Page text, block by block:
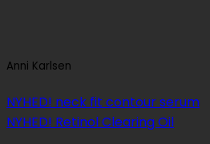
Anni Karlsen
NYHED! neck fit contour serum
NYHED! Retinol Clearing Oil